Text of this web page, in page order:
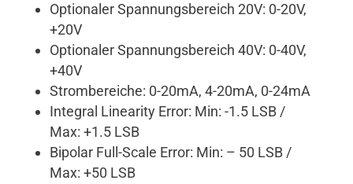
Optionaler Spannungsbereich 20V: 0-20V,
+20V
Optionaler Spannungsbereich 40V: 0-40V,
+40V
Strombereiche: 0-20mA, 4-20mA, 0-24mA
Integral Linearity Error: Min: -1.5 LSB /
Max: +1.5 LSB
Bipolar Full-Scale Error: Min: – 50 LSB /
Max: +50 LSB